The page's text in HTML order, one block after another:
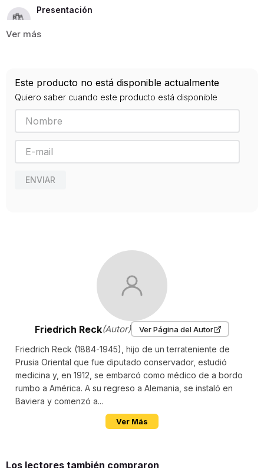
Presentación
9788495587558
Editorial
MINUSCULA
Año de publicación
2009
Traductor
Fortea, Carlos
Este producto no está disponible actualmente
Quiero saber cuando este producto está disponible
ENVIAR
Friedrich Reck(Autor) Ver Página del Autor
Friedrich Reck (1884-1945), hijo de un terrateniente de
Prusia Oriental que fue diputado conservador, estudió
medicina y, en 1912, se embarcó como médico de a bordo
rumbo a América. A su regreso a Alemania, se instaló en
Baviera y comenzó a...
Ver Más
Los lectores también compraron